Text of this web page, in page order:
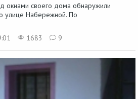
окнами своего дома обнаружили
улице Набережной. По
1683 9